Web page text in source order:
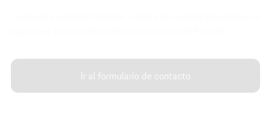
Ir al formulario de contacto